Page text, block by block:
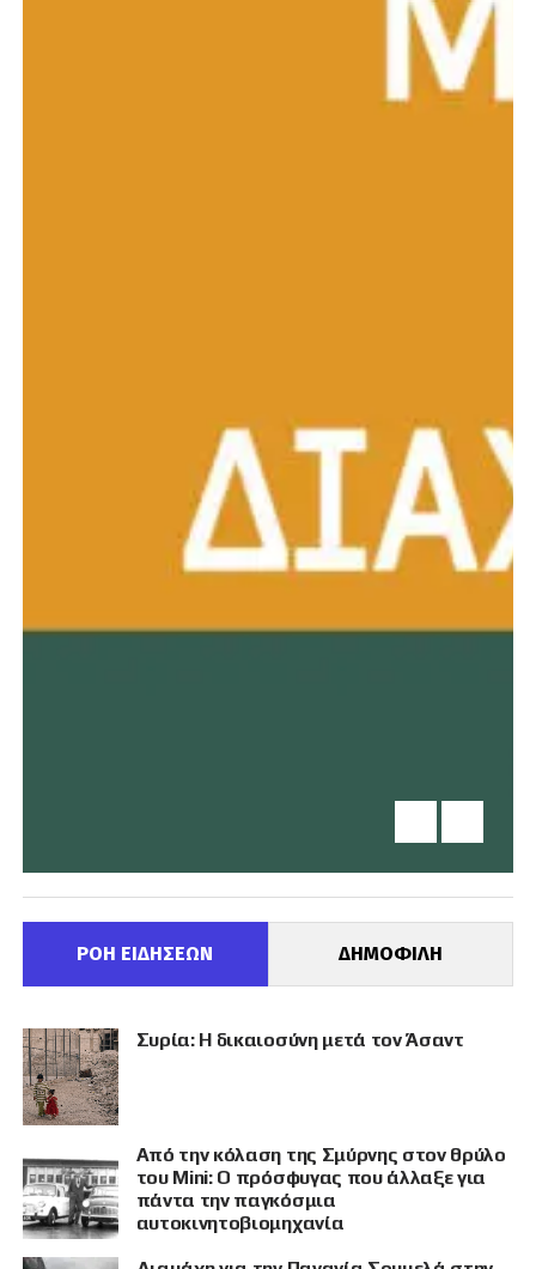
ΡΟΗ ΕΙΔΗΣΕΩΝ ΔΗΜΟΦΙΛΗ
Συρία: Η δικαιοσύνη μετά τον Άσαντ
Από την κόλαση της Σμύρνης στον θρύλο
του Mini: Ο πρόσφυγας που άλλαξε για
πάντα την παγκόσμια
αυτοκινητοβιομηχανία